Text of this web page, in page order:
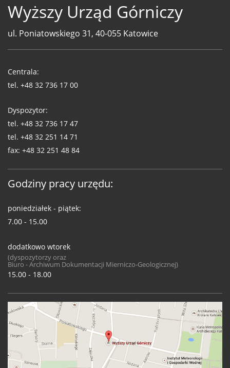
Wyższy Urząd Górniczy
ul. Poniatowskiego 31, 40-055 Katowice
WUG
Centrala:
tel. +48 32 736 17 00
Dyspozytor:
tel. +48 32 736 17 47
tel. +48 32 251 14 71
fax: +48 32 251 48 84
Godziny pracy urzędu:
poniedziałek - piątek:
7.00 - 15.00
dodatkowo wtorek
(dyspozytorzy oraz
Biuro - Archiwum Dokumentacji Mierniczo-Geologicznej)
15.00 - 18.00